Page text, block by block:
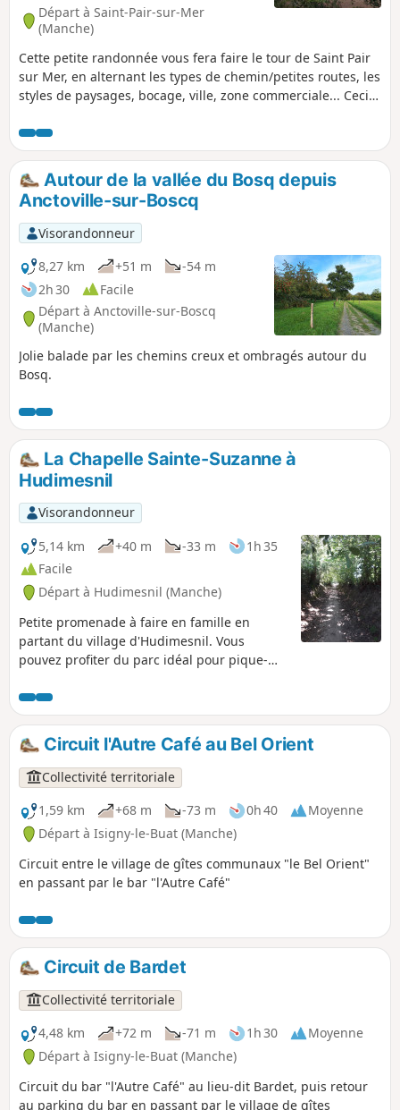
Départ à Saint-Pair-sur-Mer
(Manche)
Cette petite randonnée vous fera faire le tour de Saint Pair
sur Mer, en alternant les types de chemin/petites routes, les
styles de paysages, bocage, ville, zone commerciale... Ceci
Autour de la vallée du Bosq depuis
Anctoville-sur-Boscq
Visorandonneur
8,27 km
+51 m
-54 m
2h 30
Facile
Départ à Anctoville-sur-Boscq
(Manche)
Jolie balade par les chemins creux et ombragés autour du
Bosq.
La Chapelle Sainte-Suzanne à
Hudimesnil
Visorandonneur
5,14 km
+40 m -33 m
1h 35
Facile
Départ à Hudimesnil (Manche)
Petite promenade à faire en famille en
partant du village d'Hudimesnil. Vous
pouvez profiter du parc idéal pour pique-
enfants.
Circuit l'Autre Café au Bel Orient
Collectivité territoriale
1,59 km
+68 m -73 m 0h 40
Moyenne
Départ à Isigny-le-Buat (Manche)
Circuit entre le village de gîtes communaux "le Bel Orient"
en passant par le bar "l'Autre Café"
Circuit de Bardet
Collectivité territoriale
4,48 km
+72 m -71 m 1h 30
Moyenne
Départ à Isigny-le-Buat (Manche)
Circuit du bar "l'Autre Café" au lieu-dit Bardet, puis retour
au parking du bar en passant par le village de gîtes